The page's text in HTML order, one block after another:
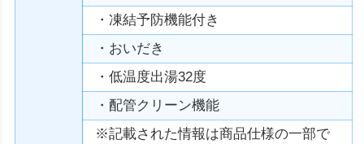
・凍結予防機能付き
・おいだき
・低温度出湯32度
・配管クリーン機能
※記載された情報は商品仕様の一部で